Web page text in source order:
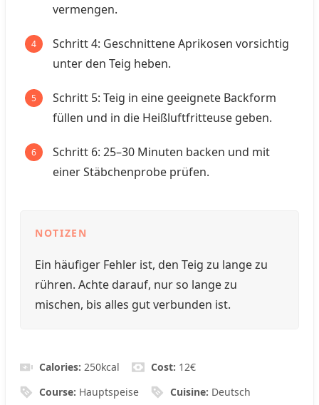
vermengen.
Schritt 4: Geschnittene Aprikosen vorsichtig
unter den Teig heben.
Schritt 5: Teig in eine geeignete Backform
füllen und in die Heißluftfritteuse geben.
Schritt 6: 25–30 Minuten backen und mit
einer Stäbchenprobe prüfen.
NOTIZEN
Ein häufiger Fehler ist, den Teig zu lange zu
rühren. Achte darauf, nur so lange zu
mischen, bis alles gut verbunden ist.
Calories:250kcal Cost: 12€
Course: Hauptspeise Cuisine: Deutsch